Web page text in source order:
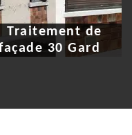
Traitement de
30 Gard